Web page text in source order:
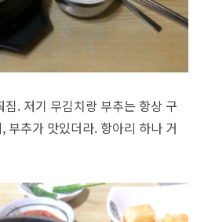
. 저기 무김치랑 부추는 항상 구
부추가 맛있더라. 항아리 하나 거